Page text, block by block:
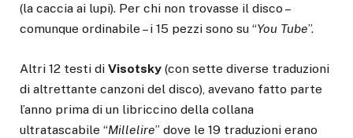
(la caccia ai lupi). Per chi non trovasse il disco –
comunque ordinabile – i 15 pezzi sono su “You Tube”.
Altri 12 testi di Visotsky (con sette diverse traduzioni
di altrettante canzoni del disco), avevano fatto parte
l’anno prima di un libriccino della collana
ultratascabile “Millelire” dove le 19 traduzioni erano